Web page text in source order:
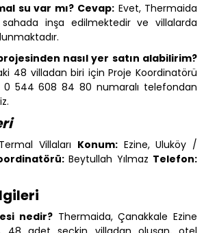
su var mı? Cevap: Evet, Thermaida
inşa edilmektedir ve villalarda
nasıl yer satın alabilirim?
48 villadan biri için Proje Koordinatörü
0 544 608 84 80 numaralı telefondan
Villaları Konum:Ezine, Uluköy /
Beytullah Yılmaz Telefon:
nedir? Thermaida, Çanakkale Ezine